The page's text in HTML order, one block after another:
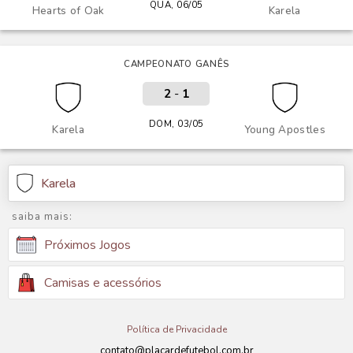
Hearts of Oak Karela
QUA, 06/05
CAMPEONATO GANÊS
Karela Young Apostles
2- 1
DOM, 03/05
Karela
saiba mais:
Próximos Jogos
Camisas e acessórios
Política de Privacidade